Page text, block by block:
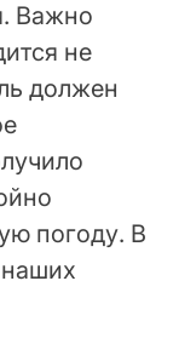
Важно
не
должен
погоду. В